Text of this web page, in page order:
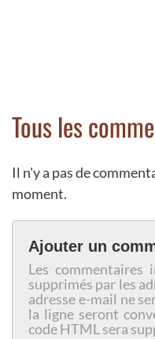
Tous les
Il n'y a pas de
moment.
Ajouter un
Les commentaires
supprimés par les
adresse e-mail ne
la ligne seront
code HTML sera